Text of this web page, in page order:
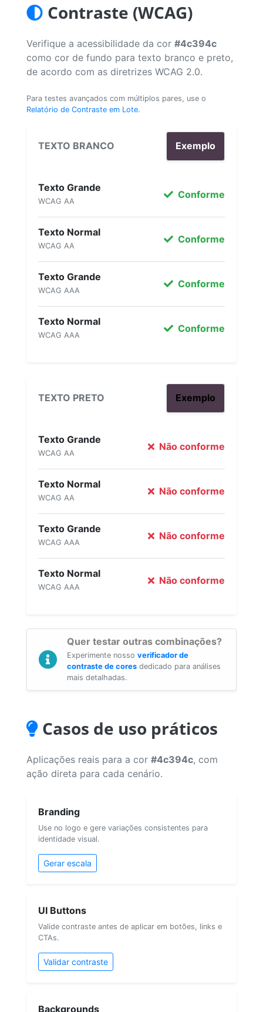
Contraste (WCAG)
Verifique a acessibilidade da cor #4c394c
como cor de fundo para texto branco e preto,
de acordo com as diretrizes WCAG 2.0.
Para testes avançados com múltiplos pares, use o
Relatório de Contraste em Lote.
TEXTO BRANCO Exemplo
Texto Grande
WCAG AA
Conforme
Texto Normal
WCAG AA
Conforme
Texto Grande
WCAG AAA
Conforme
Texto Normal
WCAG AAA
Conforme
TEXTO PRETO Exemplo
Texto Grande
WCAG AA
Não conforme
Texto Normal
WCAG AA
Não conforme
Texto Grande
WCAG AAA
Não conforme
Texto Normal
WCAG AAA
Não conforme
Quer testar outras combinações?
Experimente nosso verificador de
contraste de cores dedicado para análises
mais detalhadas.
Casos de uso práticos
Aplicações reais para a cor #4c394c, com
ação direta para cada cenário.
Branding
Use no logo e gere variações consistentes para
identidade visual.
Gerar escala
UI Buttons
Valide contraste antes de aplicar em botões, links e
CTAs.
Validar contraste
Backgrounds